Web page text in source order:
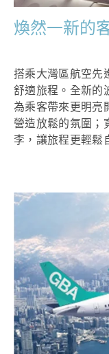
煥然一新的
搭乘大灣區航空先
舒適旅程。全新的
為乘客帶來更明亮
營造放鬆的氛圍；
李，讓旅程更輕鬆